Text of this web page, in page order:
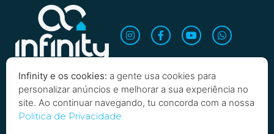
Quero saber mais!
Infinity e os cookies: a gente usa cookies para
personalizar anúncios e melhorar a sua experiência no
site. Ao continuar navegando, tu concorda com a nossa
Política de Privacidade.